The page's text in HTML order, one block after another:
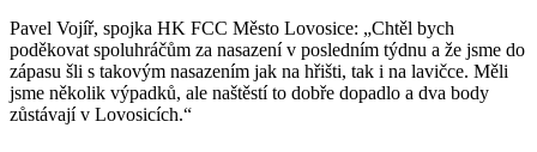
Pavel Vojíř, spojka HK FCC Město Lovosice: „Chtěl bych
poděkovat spoluhráčům za nasazení v posledním týdnu a že jsme do
zápasu šli s takovým nasazením jak na hřišti, tak i na lavičce. Měli
jsme několik výpadků, ale naštěstí to dobře dopadlo a dva body
zůstávají v Lovosicích.“